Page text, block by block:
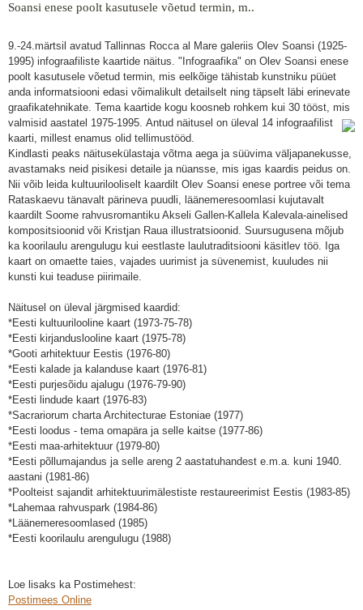
Soansi enese poolt kasutusele võetud termin, m..
9.-24.märtsil avatud Tallinnas Rocca al Mare galeriis Olev Soansi (1925-
1995) infograafiliste kaartide näitus. "Infograafika" on Olev Soansi enese
poolt kasutusele võetud termin, mis eelkõige tähistab kunstniku püüet
anda informatsiooni edasi võimalikult detailselt ning täpselt läbi erinevate
graafikatehnikate. Tema kaartide kogu koosneb rohkem kui 30 tööst, mis
valmisid aastatel 1975-1995. Antud näitusel on üleval 14 infograafilist
kaarti, millest enamus olid tellimustööd.
Kindlasti peaks näitusekülastaja võtma aega ja süüvima väljapanekusse,
avastamaks neid pisikesi detaile ja nüansse, mis igas kaardis peidus on.
Nii võib leida kultuurilooliselt kaardilt Olev Soansi enese portree või tema
Rataskaevu tänavalt pärineva puudli, läänemeresoomlasi kujutavalt
kaardilt Soome rahvusromantiku Akseli Gallen-Kallela Kalevala-ainelised
kompositsioonid või Kristjan Raua illustratsioonid. Suursugusena mõjub
ka koorilaulu arengulugu kui eestlaste laulutraditsiooni käsitlev töö. Iga
kaart on omaette taies, vajades uurimist ja süvenemist, kuuludes nii
kunsti kui teaduse piirimaile.
Näitusel on üleval järgmised kaardid:
*Eesti kultuurilooline kaart (1973-75-78)
*Eesti kirjanduslooline kaart (1975-78)
*Gooti arhitektuur Eestis (1976-80)
*Eesti kalade ja kalanduse kaart (1976-81)
*Eesti purjesõidu ajalugu (1976-79-90)
*Eesti lindude kaart (1976-83)
*Sacrariorum charta Architecturae Estoniae (1977)
*Eesti loodus - tema omapära ja selle kaitse (1977-86)
*Eesti maa-arhitektuur (1979-80)
*Eesti põllumajandus ja selle areng 2 aastatuhandest e.m.a. kuni 1940.
aastani (1981-86)
*Poolteist sajandit arhitektuurimälestiste restaureerimist Eestis (1983-85)
*Lahemaa rahvuspark (1984-86)
*Läänemeresoomlased (1985)
*Eesti koorilaulu arengulugu (1988)
Loe lisaks ka Postimehest:
Postimees Online